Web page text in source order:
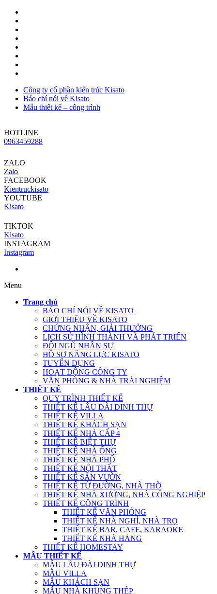
Công ty cổ phần kiến trúc Kisato
Báo chí nói về Kisato
Mẫu thiết kế – công trình
HOTLINE
0963459288
ZALO
Zalo
FACEBOOK
Kientruckisato
YOUTUBE
Kisato
TIKTOK
Kisato
INSTAGRAM
Instagram
Menu
Trang chủ
BÁO CHÍ NÓI VỀ KISATO
GIỚI THIỆU VỀ KISATO
CHỨNG NHẬN, GIẢI THƯỞNG
LỊCH SỬ HÌNH THÀNH VÀ PHÁT TRIỂN
ĐỘI NGŨ NHÂN SỰ
HỒ SƠ NĂNG LỰC KISATO
TUYỂN DỤNG
HOẠT ĐỘNG CÔNG TY
VĂN PHÒNG & NHÀ TRẢI NGHIỆM
THIẾT KẾ
QUY TRÌNH THIẾT KẾ
THIẾT KẾ LÂU ĐÀI DINH THỰ
THIẾT KẾ VILLA
THIẾT KẾ KHÁCH SẠN
THIẾT KẾ NHÀ CẤP 4
THIẾT KẾ BIỆT THỰ
THIẾT KẾ NHÀ ỐNG
THIẾT KẾ NHÀ PHỐ
THIẾT KẾ NỘI THẤT
THIẾT KẾ SÂN VƯỜN
THIẾT KẾ TỪ ĐƯỜNG, NHÀ THỜ
THIẾT KẾ NHÀ XƯỞNG, NHÀ CÔNG NGHIỆP
THIẾT KẾ CÔNG TRÌNH
THIẾT KẾ VĂN PHÒNG
THIẾT KẾ NHÀ NGHỈ, NHÀ TRỌ
THIẾT KẾ BAR, CAFE, KARAOKE
THIẾT KẾ NHÀ HÀNG
THIẾT KẾ HOMESTAY
MẪU THIẾT KẾ
MẪU LÂU ĐÀI DINH THỰ
MẪU VILLA
MẪU KHÁCH SẠN
MẪU NHÀ KHUNG THÉP